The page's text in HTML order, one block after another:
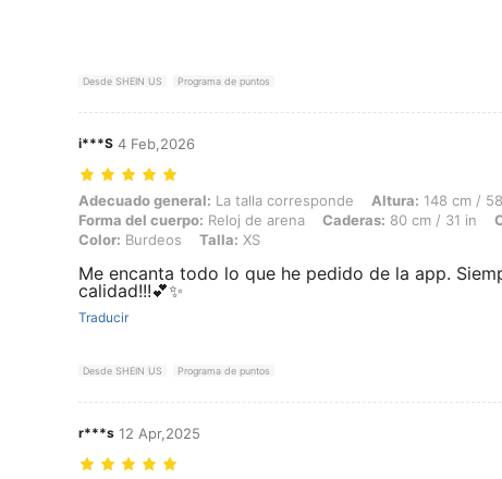
Desde SHEIN US Programa de puntos
i***S 4 Feb,2026
Adecuado general: La talla corresponde, Altura: 148 cm / 58 in,
Adecuado general: La talla corresponde Altura: 148 cm /
Forma del cuerpo: Reloj de arena Caderas: 80 cm / 31 in
Color: Burdeos Talla: XS
Me encanta todo lo que he pedido de la app.
calidad!!!💕✨️
Traducir
Desde SHEIN US Programa de puntos
r***s 12 Apr,2025